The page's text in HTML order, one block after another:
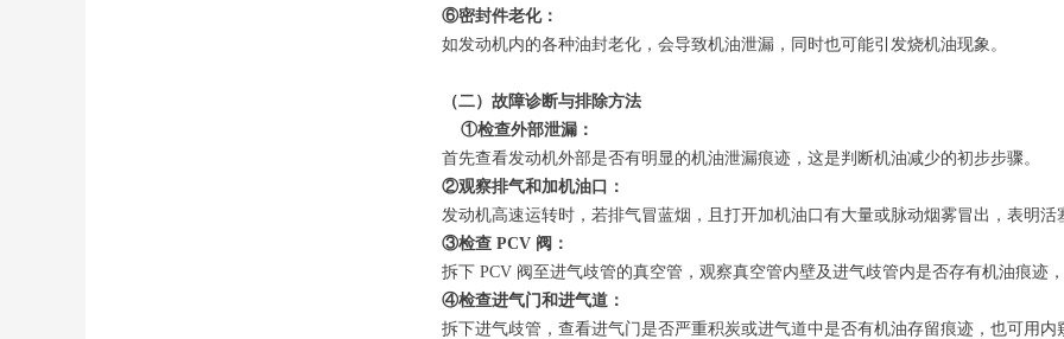
⑥密封件老化：
如发动机内的各种油封老化，会导致机油泄漏，同时也可能引发烧机油现象。
（二）故障诊断与排除方法
①检查外部泄漏：
首先查看发动机外部是否有明显的机油泄漏痕迹，这是判断机油减少的初步步骤。
②观察排气和加机油口：
发动机高速运转时，若排气冒蓝烟，且打开加机油口有大量或脉动烟雾冒出，表明
③检查 PCV 阀：
拆下 PCV 阀至进气歧管的真空管，观察真空管内壁及进气歧管内是否存有机油痕迹
④检查进气门和进气道：
拆下进气歧管，查看进气门是否严重积炭或进气道中是否有机油存留痕迹，也可用